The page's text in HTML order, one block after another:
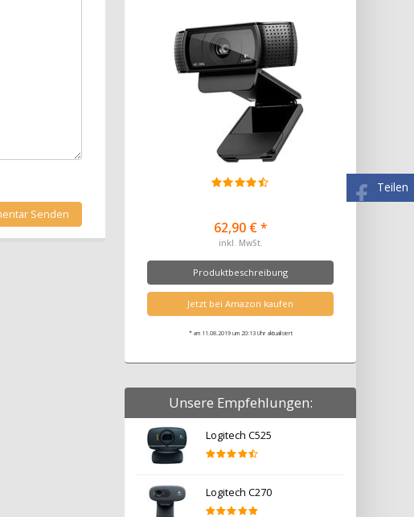
Teilen
62,90 € *
inkl. MwSt.
Produktbeschreibung
Jetzt bei Amazon kaufen
* am 11.08.2019 um 20:13 Uhr aktualisiert
Unsere Empfehlungen:
Logitech C525
Logitech C270